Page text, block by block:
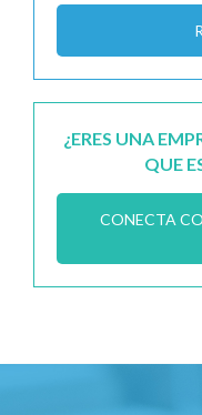
¿ERES UNA
QUE
CONECTA